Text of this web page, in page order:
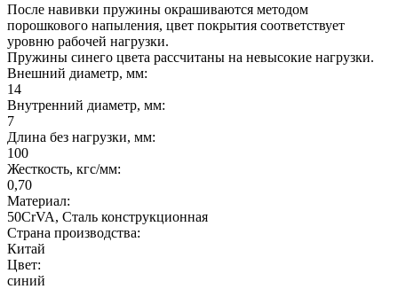
После навивки пружины окрашиваются методом
порошкового напыления, цвет покрытия соответствует
уровню рабочей нагрузки.
Пружины синего цвета рассчитаны на невысокие нагрузки.
Внешний диаметр, мм:
14
Внутренний диаметр, мм:
7
Длина без нагрузки, мм:
100
Жесткость, кгс/мм:
0,70
Материал:
50CrVA, Сталь конструкционная
Страна производства:
Китай
Цвет:
синий